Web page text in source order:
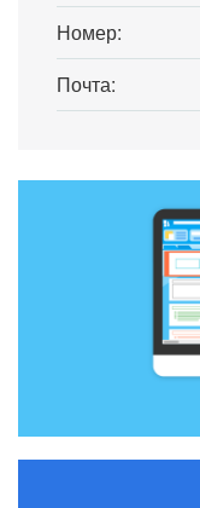
Номер:
Почта: